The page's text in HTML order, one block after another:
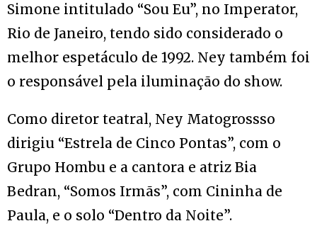
Simone intitulado “Sou Eu”, no Imperator,
Rio de Janeiro, tendo sido considerado o
melhor espetáculo de 1992. Ney também foi
o responsável pela iluminação do show.
Como diretor teatral, Ney Matogrossso
dirigiu “Estrela de Cinco Pontas”, com o
Grupo Hombu e a cantora e atriz Bia
Bedran, “Somos Irmãs”, com Cininha de
Paula, e o solo “Dentro da Noite”.